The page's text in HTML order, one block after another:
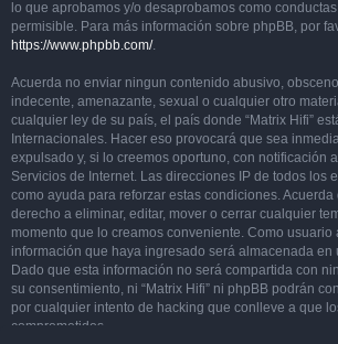
lo que aprobamos y/o desaprobamos como
permisible. Para más información sobre phpBB, por
https://www.phpbb.com/.
Acuerda no enviar ningun contenido abusivo,
indecente, amenazante, sexual o cualquier otro
cualquier ley de su país, el país donde “Matrix Hifi”
Internacionales. Hacer eso provocará que sea
expulsado y, si lo creemos oportuno, con notificación
Servicios de Internet. Las direcciones IP de todos los
como ayuda para reforzar estas condiciones. Acuerda
derecho a eliminar, editar, mover o cerrar cualquier
momento que lo creamos conveniente. Como
información que haya ingresado será almacenada en
Dado que esta información no será compartida con
su consentimiento, ni “Matrix Hifi” ni phpBB podrán
por cualquier intento de hacking que conlleve a que
comprometidos.